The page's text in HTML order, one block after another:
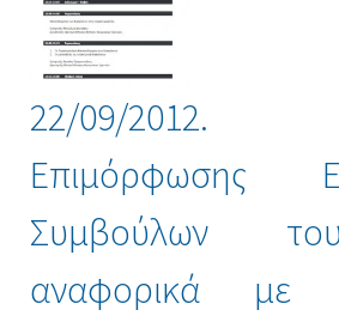
22/09/2012.
Επιμόρφωσης
Συμβούλων
αναφορικά με